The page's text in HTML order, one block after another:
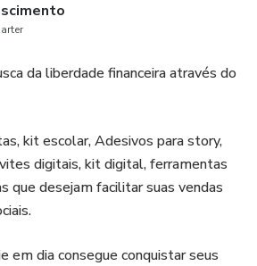
da liberdade financeira através do
kit escolar, Adesivos para story,
digitais, kit digital, ferramentas
que desejam facilitar suas vendas
em dia consegue conquistar seus